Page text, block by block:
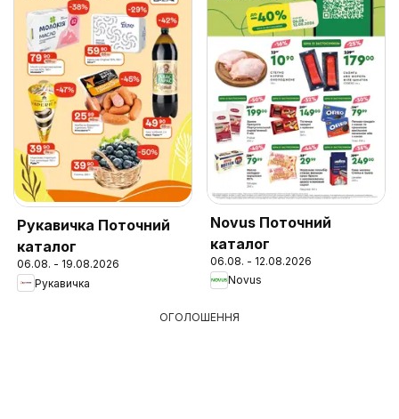
Рукавичка Поточний
каталог
06.08. - 19.08.2026
Рукавичка
Novus Поточний
каталог
06.08. - 12.08.2026
Novus
ОГОЛОШЕННЯ